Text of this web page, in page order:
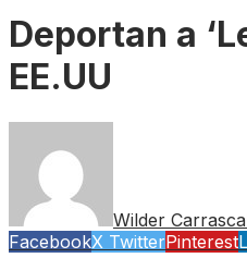
Deportan a
EE.UU
Wilder
FacebookX TwitterPinterest